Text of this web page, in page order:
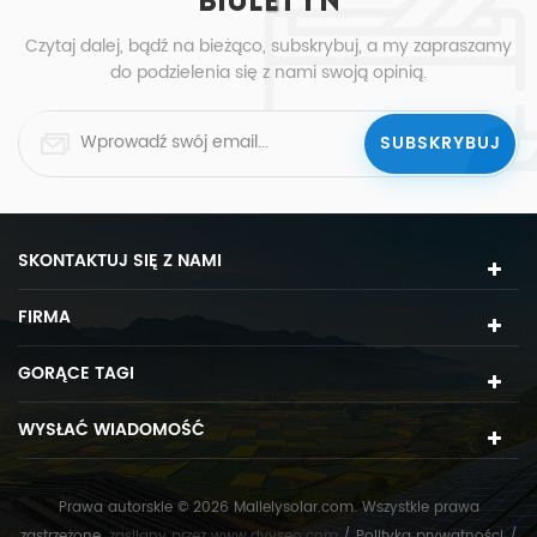
Czytaj dalej, bądź na bieżąco, subskrybuj, a my zapraszamy
do podzielenia się z nami swoją opinią.
SKONTAKTUJ SIĘ Z NAMI
FIRMA
GORĄCE TAGI
WYSŁAĆ WIADOMOŚĆ
Prawa autorskie © 2026 Mailelysolar.com. Wszystkie prawa